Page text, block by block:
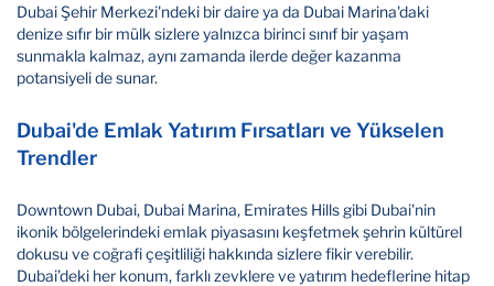
Dubai Şehir Merkezi'ndeki bir daire ya da Dubai Marina'daki
denize sıfır bir mülk sizlere yalnızca birinci sınıf bir yaşam
sunmakla kalmaz, aynı zamanda ilerde değer kazanma
potansiyeli de sunar.
Dubai'de Emlak Yatırım Fırsatları ve Yükselen
Trendler
Downtown Dubai, Dubai Marina, Emirates Hills gibi Dubai'nin
ikonik bölgelerindeki emlak piyasasını keşfetmek şehrin kültürel
dokusu ve coğrafi çeşitliliği hakkında sizlere fikir verebilir.
Dubai’deki her konum, farklı zevklere ve yatırım hedeflerine hitap